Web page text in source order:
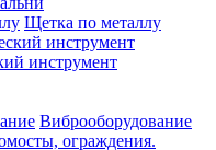
Щетка по металлу
инструмент
Виброоборудование